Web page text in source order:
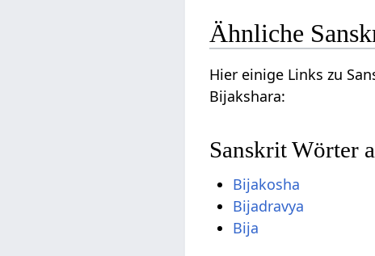
Ähnliche
Hier einige Links zu
Bijakshara:
Sanskrit Wörter
Bijakosha
Bijadravya
Bija